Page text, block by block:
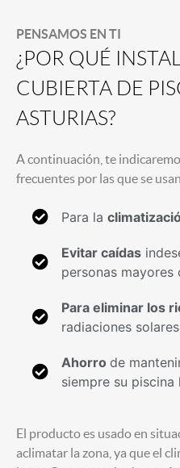
PENSAMOS EN TI
¿POR QUÉ
CUBIERTA DE
ASTURIAS?
A continuación, te
frecuentes por las que se
Para la
Evitar caídas
personas mayores
Para eliminar los
radiaciones
Ahorro de
siempre su
El producto es usado en
aclimatar la zona, ya que el